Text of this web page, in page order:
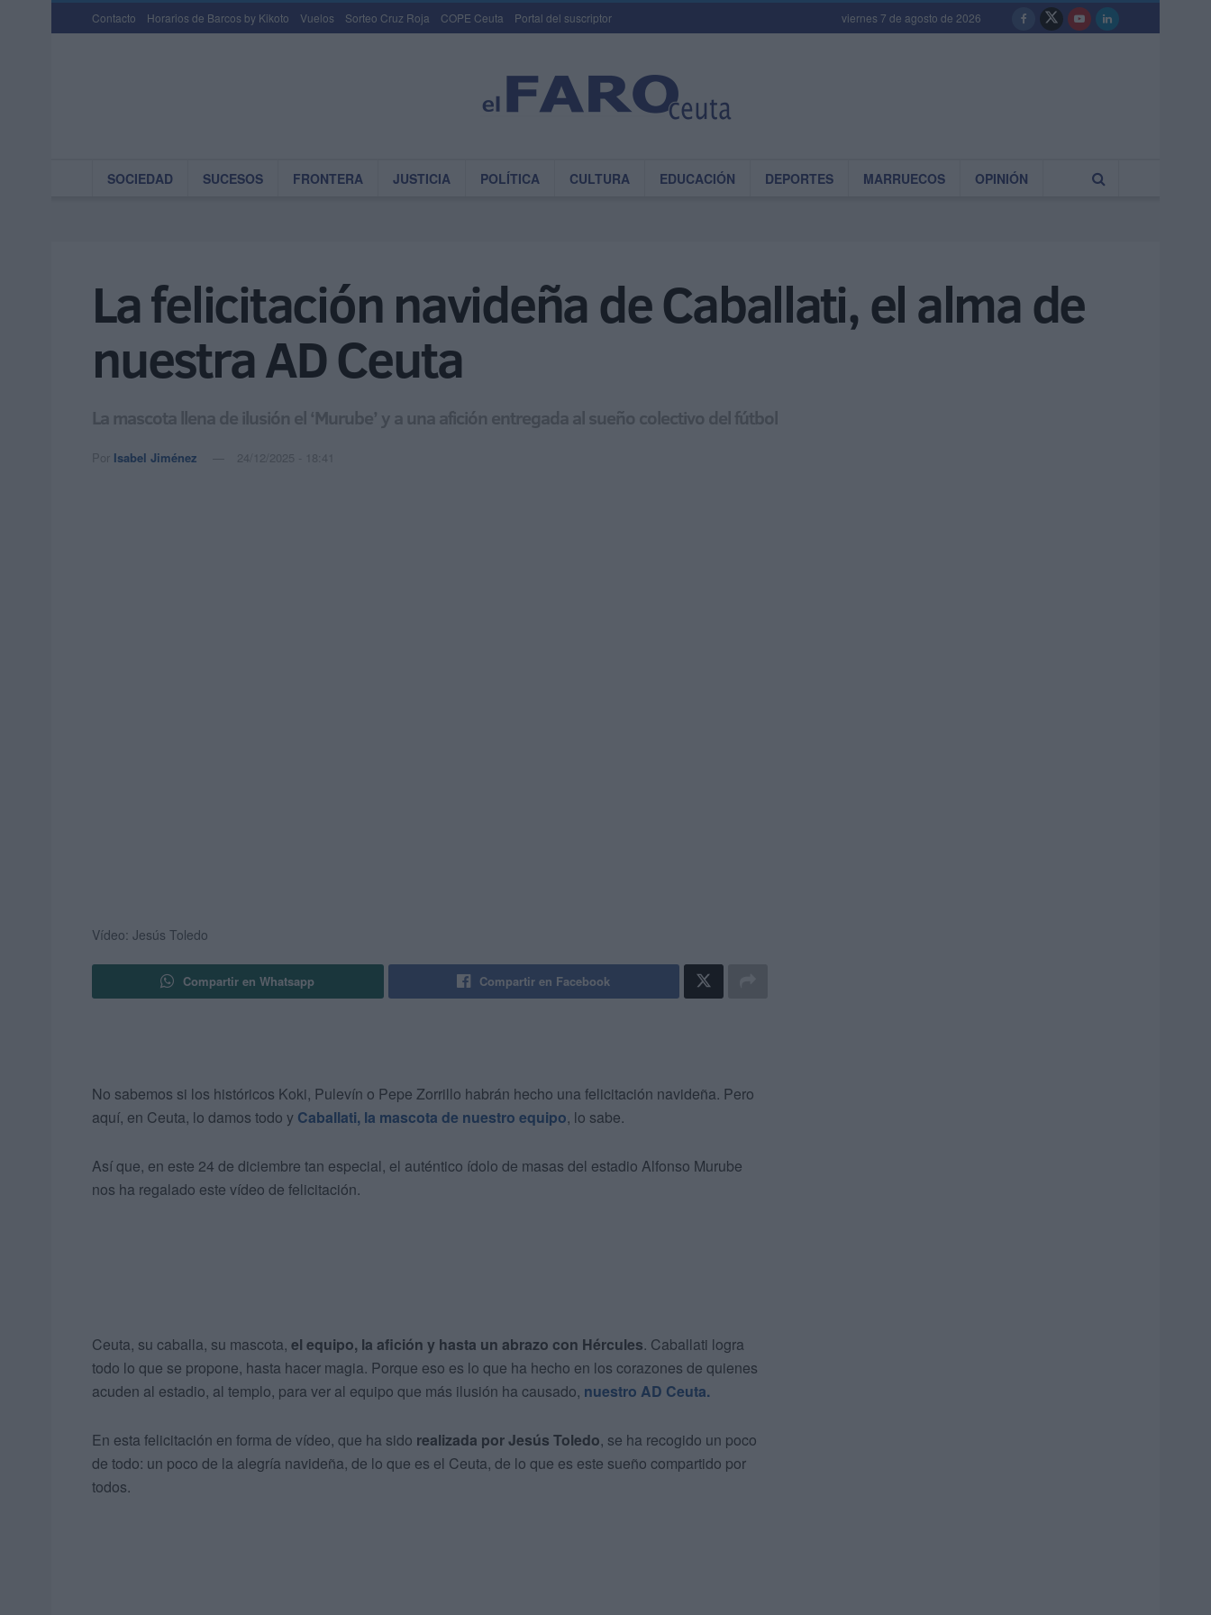
Contacto Horarios de Barcos by Kikoto Vuelos Sorteo Cruz Roja COPE Ceuta Portal del suscriptor viernes 7 de agosto de 2026
SOCIEDAD SUCESOS FRONTERA JUSTICIA POLÍTICA CULTURA EDUCACIÓN DEPORTES MARRUECOS OPINIÓN
La felicitación navideña de Caballati, el alma de
nuestra AD Ceuta
La mascota llena de ilusión el ‘Murube’ y a una afición entregada al sueño colectivo del fútbol
Por Isabel Jiménez 24/12/2025 - 18:41
Vídeo: Jesús Toledo
Compartir en Whatsapp Compartir en Facebook
No sabemos si los históricos Koki, Pulevín o Pepe Zorrillo habrán hecho una felicitación navideña. Pero
aquí, en Ceuta, lo damos todo y Caballati, la mascota de nuestro equipo, lo sabe.
Así que, en este 24 de diciembre tan especial, el auténtico ídolo de masas del estadio Alfonso Murube
nos ha regalado este vídeo de felicitación.
Ceuta, su caballa, su mascota, el equipo, la afición y hasta un abrazo con Hércules. Caballati logra
todo lo que se propone, hasta hacer magia. Porque eso es lo que ha hecho en los corazones de quienes
acuden al estadio, al templo, para ver al equipo que más ilusión ha causado, nuestro AD Ceuta.
En esta felicitación en forma de vídeo, que ha sido realizada por Jesús Toledo, se ha recogido un poco
de todo: un poco de la alegría navideña, de lo que es el Ceuta, de lo que es este sueño compartido por
todos.